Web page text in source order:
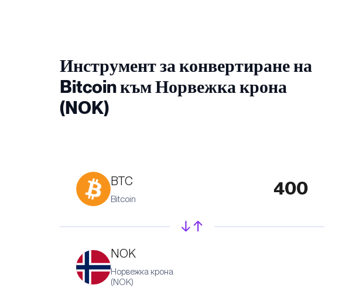
Инструмент за конвертиране на
Bitcoin към Норвежка крона
(NOK)
BTC
Bitcoin
NOK
Норвежка крона
(NOK)